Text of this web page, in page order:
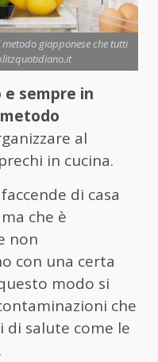
giapponese che tutti
sempre in
metodo
al
in cucina.
di casa
che è
non
con una certa
modo si
che
di salute come le